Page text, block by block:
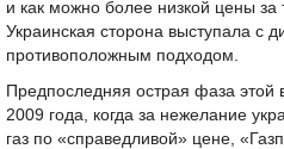
и как можно более низкой цены за
Украинская сторона выступала с
противоположным подходом.
Предпоследняя острая фаза этой
2009 года, когда за нежелание
газ по «справедливой» цене,